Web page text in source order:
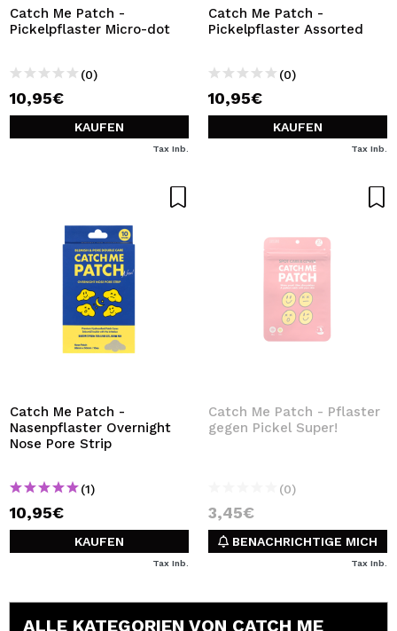
Catch Me Patch -
Pickelpflaster Micro-dot
(0)
10,95€
KAUFEN
Tax Inb.
Catch Me Patch -
Pickelpflaster Assorted
(0)
10,95€
KAUFEN
Tax Inb.
Catch Me Patch -
Nasenpflaster Overnight
Nose Pore Strip
(1)
10,95€
KAUFEN
Tax Inb.
Catch Me Patch - Pflaster
gegen Pickel Super!
(0)
3,45€
BENACHRICHTIGE MICH
Tax Inb.
ALLE KATEGORIEN VON CATCH ME